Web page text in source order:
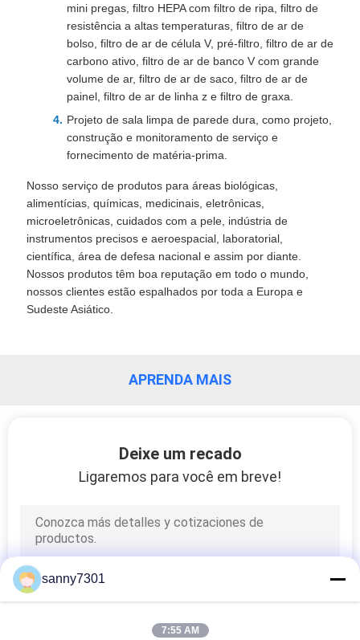
QUALIDADE
CONTACTE-
NOTÍCIAS
CASOS
MAPA
DO
SITE
mini pregas, filtro HEPA com filtro de ripa, filtro de
resistência a altas temperaturas, filtro de ar de
bolso, filtro de ar de célula V, pré-filtro, filtro de ar de
carbono ativo, filtro de ar de banco V com grande
volume de ar, filtro de ar de saco, filtro de ar de
painel, filtro de ar de linha z e filtro de graxa.
Projeto de sala limpa de parede dura, como projeto,
construção e monitoramento de serviço e
fornecimento de matéria-prima.
Nosso serviço de produtos para áreas biológicas,
alimentícias, químicas, medicinais, eletrônicas,
microeletrônicas, cuidados com a pele, indústria de
instrumentos precisos e aeroespacial, laboratorial,
científica, área de defesa nacional e assim por diante.
Nossos produtos têm boa reputação em todo o mundo,
nossos clientes estão espalhados por toda a Europa e
Sudeste Asiático.
APRENDA MAIS
Deixe um recado
Ligaremos para você em breve!
sanny7301
7:55 AM